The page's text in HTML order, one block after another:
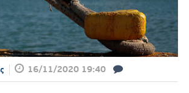
16/11/2020 19:40